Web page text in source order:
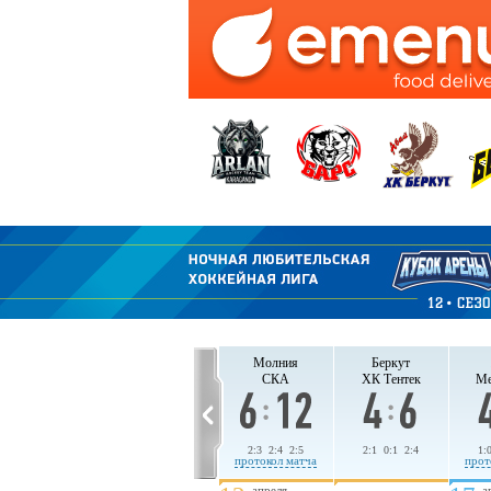
Молния
СКА
2:3 2:4 2:5
протокол матча
Беркут
ХК Тентек
2:1 0:1 2:4